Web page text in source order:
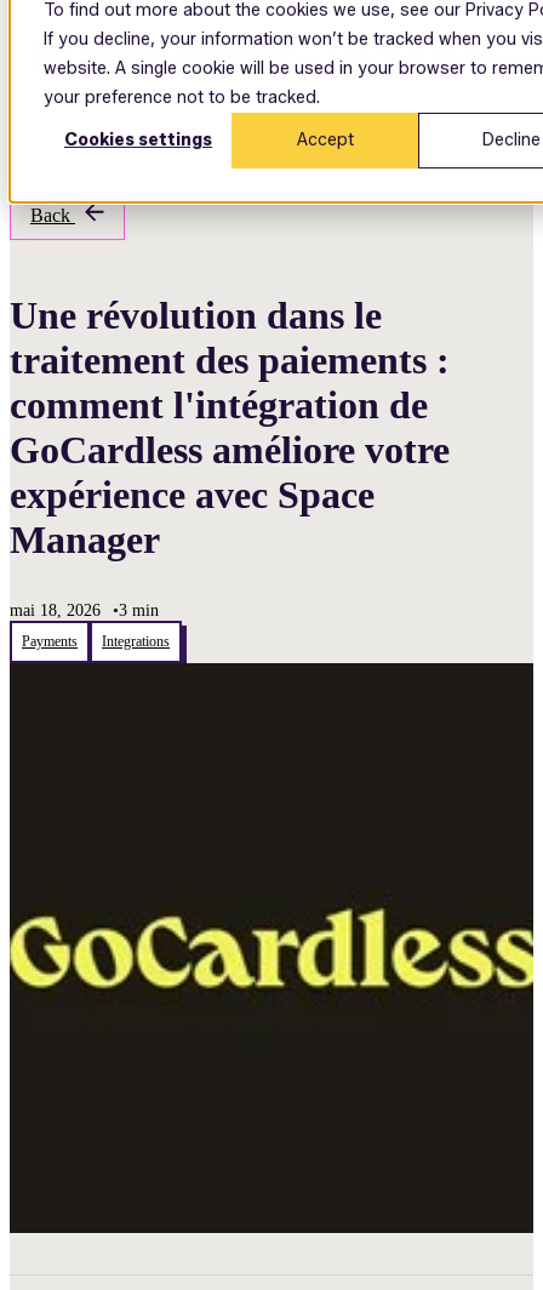
To find out more about the cookies we use, see our Privacy
If you decline, your information won’t be tracked when you
website. A single cookie will be used in your browser to
your preference not to be tracked.
Cookies settings Accept Decline
Open main navigation
Back
Une révolution dans le
traitement des paiements :
comment l'intégration de
GoCardless améliore votre
expérience avec Space
Manager
mai 18, 2026 •3 min
Payments Integrations